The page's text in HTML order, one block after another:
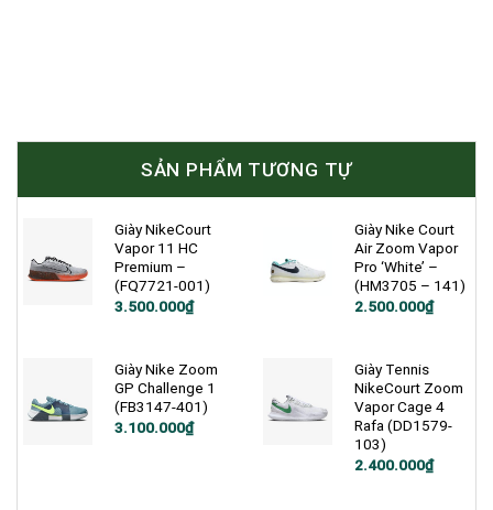
SẢN PHẨM TƯƠNG TỰ
Giày NikeCourt
Vapor 11 HC
Premium –
(FQ7721-001)
3.500.000₫
Giày Nike Court
Air Zoom Vapor
Pro ‘White’ –
(HM3705 – 141)
Giá
2.500.000₫
Giá
2.500.000₫.
Giày Nike Zoom
GP Challenge 1
(FB3147-401)
3.100.000₫
Giày Tennis
NikeCourt Zoom
Vapor Cage 4
Rafa (DD1579-
103)
Giá
2.400.000₫
Giá